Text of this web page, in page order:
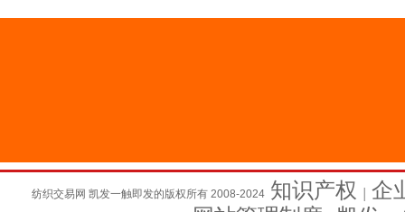
纺织交易网 凯发一触即发的版权所有 2008-2024 知识产权
企